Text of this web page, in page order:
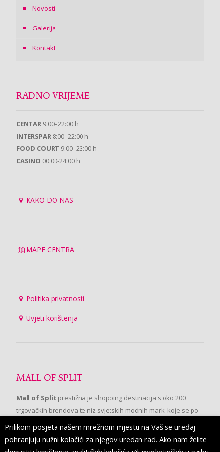
Novosti
Galerija
Kontakt
RADNO VRIJEME
CENTAR 9:00–22:00 h
INTERSPAR 8:00–22:00 h
FOOD COURT 9:00–23:00 h
CASINO 00:00-24:00 h
KAKO DO NAS
MAPE CENTRA
Politika privatnosti
Uvjeti korištenja
MALL OF SPLIT
Mall of Split prestižna je shopping destinacija s oko 200
trgovačkih brendova te niz svjetskih modnih marki koje se po
prvi put pojavljuju u Splitu.
Prilikom posjeta našem mrežnom mjestu na Vaš se uređaj
pohranjuju nužni kolačići za njegov uredan rad. Ako nam želite